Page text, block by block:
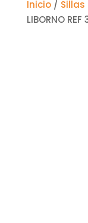
Inicio/ Sillas
LIBORNO REF